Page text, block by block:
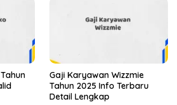
Gaji Karyawan Wizzmie
Tahun 2025 Info Terbaru
Detail Lengkap